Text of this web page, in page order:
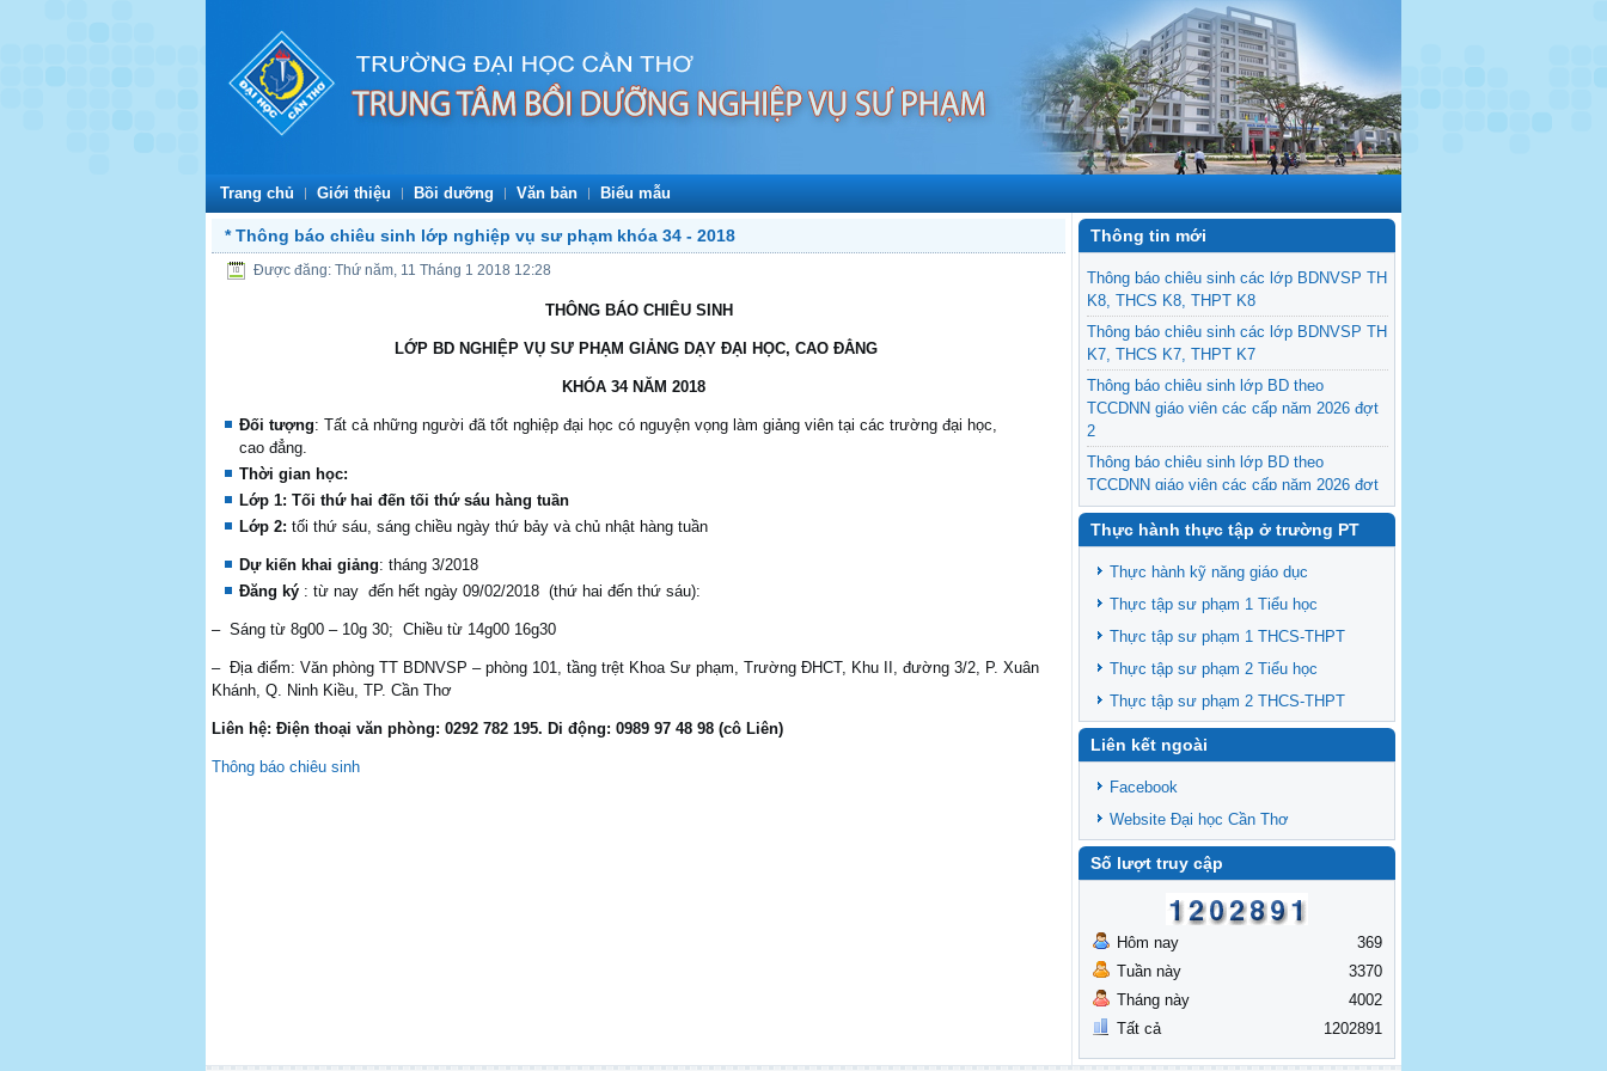
Trang chủ Giới thiệu Bồi dưỡng Văn bản Biểu mẫu
* Thông báo chiêu sinh lớp nghiệp vụ sư phạm khóa 34 - 2018
Được đăng: Thứ năm, 11 Tháng 1 2018 12:28
THÔNG BÁO CHIÊU SINH
LỚP BD NGHIỆP VỤ SƯ PHẠM GIẢNG DẠY ĐẠI HỌC, CAO ĐẲNG
KHÓA 34 NĂM 2018
Đối tượng: Tất cả những người đã tốt nghiệp đại học có nguyện vọng làm giảng viên tại các trường đại học,
cao đẳng.
Thời gian học:
Lớp 1: Tối thứ hai đến tối thứ sáu hàng tuần
Lớp 2: tối thứ sáu, sáng chiều ngày thứ bảy và chủ nhật hàng tuần
Dựkiến khai giảng: tháng 3/2018
Đăng ký : từ nay đến hết ngày 09/02/2018 (thứ hai đến thứ sáu):
– Sáng từ 8g00 – 10g 30; Chiều từ 14g00 16g30
– Địa điểm: Văn phòng TT BDNVSP – phòng 101, tầng trệt Khoa Sư phạm, Trường ĐHCT, Khu II, đường 3/2, P. Xuân
Khánh, Q. Ninh Kiều, TP. Cần Thơ
Liên hệ: Điện thoại văn phòng: 0292 782 195. Di động: 0989 97 48 98 (cô Liên)
Thông báo chiêu sinh
Thông tin mới
Thông báo chiêu sinh các lớp BDNVSP TH
K8, THCS K8, THPT K8
Thông báo chiêu sinh các lớp BDNVSP TH
K7, THCS K7, THPT K7
Thông báo chiêu sinh lớp BD theo
TCCDNN giáo viên các cấp năm 2026 đợt
2
Thông báo chiêu sinh lớp BD theo
TCCDNN giáo viên các cấp năm 2026 đợt
1
Thông báo chiêu sinh lớp BD theo
TCCDNN giảng viên đại học khóa 19
Thông báo chiêu sinh lớp BD theo
TCCDNN giáo viên các cấp năm 2025 đợt
Thông báo chiêu sinh các lớp BDNVSP TH
K6, THCS K6, THPT K6
Thông báo chiêu sinh lớp BD NVSP cấp
chứng nhận khóa 4 năm 2025
Thông báo chiêu sinh lớp BD NVSP dạy
nhận khóa 03
Thông báo tổng khai giảng các lớp
BDNVSP TH K5, THCS K5, THPT K5
Thực hành thực tập ở trường PT
Thực hành kỹ năng giáo dục
Thực tập sư phạm 1 Tiểu học
Thực tập sư phạm 1 THCS-THPT
Thực tập sư phạm 2 Tiểu học
Thực tập sư phạm 2 THCS-THPT
Liên kết ngoài
Facebook
Website Đại học Cần Thơ
Số lượt truy cập
Hôm nay
Tuần này
Tháng này
Tất cả
369
3370
4002
1202891